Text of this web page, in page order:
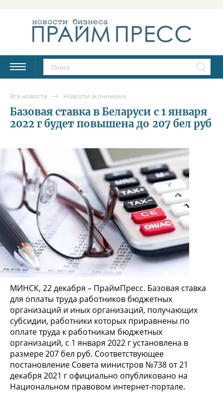
Все новости Новости экономики
Базовая ставка в Беларуси с 1 января
2022 г будет повышена до 207 бел руб
МИНСК, 22 декабря – ПраймПресс. Базовая ставка
для оплаты труда работников бюджетных
организаций и иных организаций, получающих
субсидии, работники которых приравнены по
оплате труда к работникам бюджетных
организаций, с 1 января 2022 г установлена в
размере 207 бел руб. Соответствующее
постановление Совета министров №738 от 21
декабря 2021 г официально опубликовано на
Национальном правовом интернет-портале.